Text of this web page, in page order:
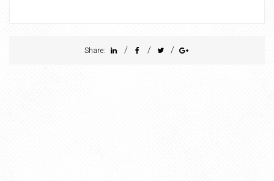
Share: / / /